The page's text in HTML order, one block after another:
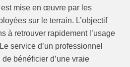
mise en œuvre par les
sur le terrain. L’objectif
à retrouver rapidement l’usage
service d’un professionnel
bénéficier d’une vraie